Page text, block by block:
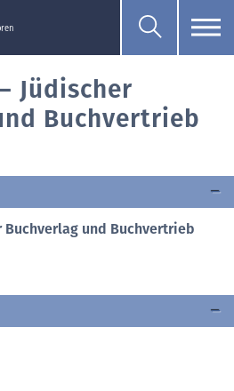
Jüdischer
Buchvertrieb
Buchverlag und Buchvertrieb